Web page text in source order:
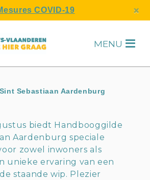
COVID-19 ×
MENU H
Sebastiaan Aardenburg
biedt Handbooggilde
Aardenburg speciale
zowel inwoners als
unieke ervaring van een
staande wip. Plezier